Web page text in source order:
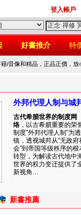
登入帳戶
好書推介 特
/音像和精品，正品正價，
外邦代理人制与城
古代希腊世界的制度网
络 ，以古希腊重要的荣
制度“外邦代理人制”为透
镜，透视城邦从“无政府
会”到帝国等级秩序的根
转型，为解读古代地中
世界的权力变迁提供了
新视角...
新書推薦